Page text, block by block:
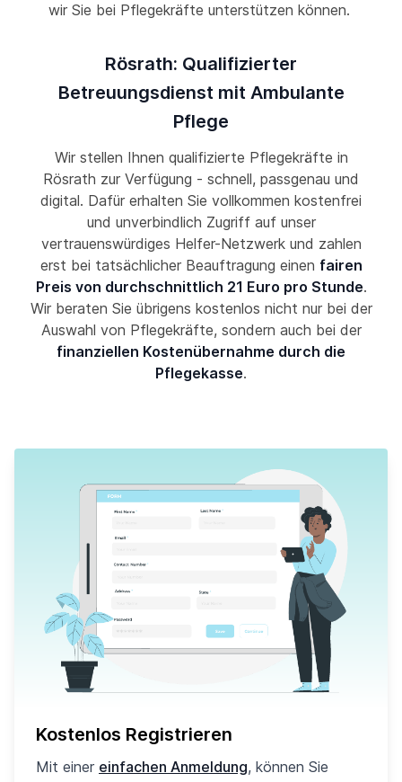
wir Sie bei Pflegekräfte unterstützen können.
Rösrath: Qualifizierter
Betreuungsdienst mit Ambulante
Pflege
Wir stellen Ihnen qualifizierte Pflegekräfte in
Rösrath zur Verfügung - schnell, passgenau und
digital. Dafür erhalten Sie vollkommen kostenfrei
und unverbindlich Zugriff auf unser
vertrauenswürdiges Helfer-Netzwerk und zahlen
erst bei tatsächlicher Beauftragung einen fairen
Preis von durchschnittlich 21 Euro pro Stunde.
Wir beraten Sie übrigens kostenlos nicht nur bei der
Auswahl von Pflegekräfte, sondern auch bei der
finanziellen Kostenübernahme durch die
Pflegekasse.
Kostenlos Registrieren
Mit einer einfachen Anmeldung, können Sie